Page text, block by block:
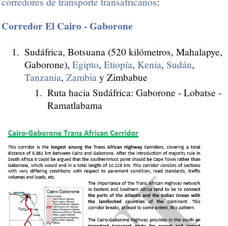
Corredor El Cairo - Gaborone
Sudáfrica, Botsuana (520 kilómetros, Mahalapye,
Gaborone), Egipto, Etiopía, Kenia, Sudán,
Tanzania, Zambia y Zimbabue
Ruta hacia Sudáfrica: Gaborone - Lobatse -
Ramatlabama